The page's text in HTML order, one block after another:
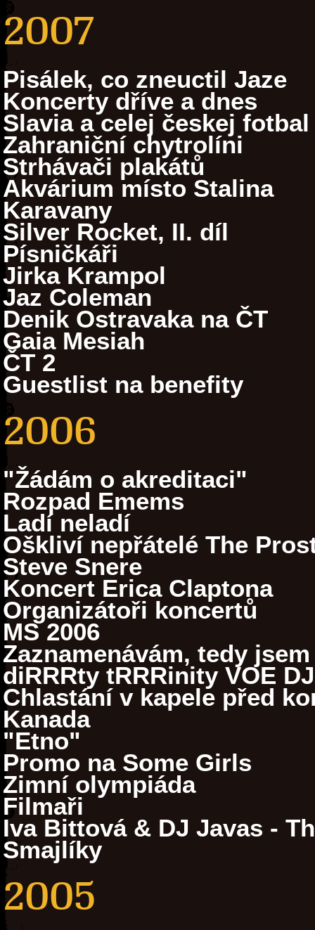
2007
Pisálek, co zneuctil Jaze
Koncerty dříve a dnes
Slavia a celej českej fotbal
Zahraniční chytrolíni
Strhávači plakátů
Akvárium místo Stalina
Karavany
Silver Rocket, II. díl
Písničkáři
Jirka Krampol
Jaz Coleman
Denik Ostravaka na ČT
Gaia Mesiah
ČT 2
Guestlist na benefity
2006
"Žádám o akreditaci"
Rozpad Emems
Ladí neladí
Oškliví nepřátelé The
Steve Snere
Koncert Erica Claptona
Organizátoři koncertů
MS 2006
Zaznamenávám, tedy jsem
diRRRty tRRRinity VOE
Chlastání v kapele před
Kanada
"Etno"
Promo na Some Girls
Zimní olympiáda
Filmaři
Iva Bittová & DJ Javas -
Smajlíky
2005